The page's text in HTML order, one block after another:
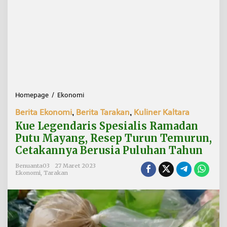
Homepage / Ekonomi
e
L
e
g
e
d
s
S
p
Berita Ekonomi, Berita Tarakan, Kuliner Kaltara
Kue Legendaris Spesialis Ramadan
Putu Mayang, Resep Turun Temurun,
Cetakannya Berusia Puluhan Tahun
Benuanta03
27 Maret 2023
Ekonomi Tarakan